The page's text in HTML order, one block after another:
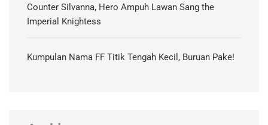
Counter Silvanna, Hero Ampuh Lawan Sang the
Imperial Knightess
Kumpulan Nama FF Titik Tengah Kecil, Buruan Pake!